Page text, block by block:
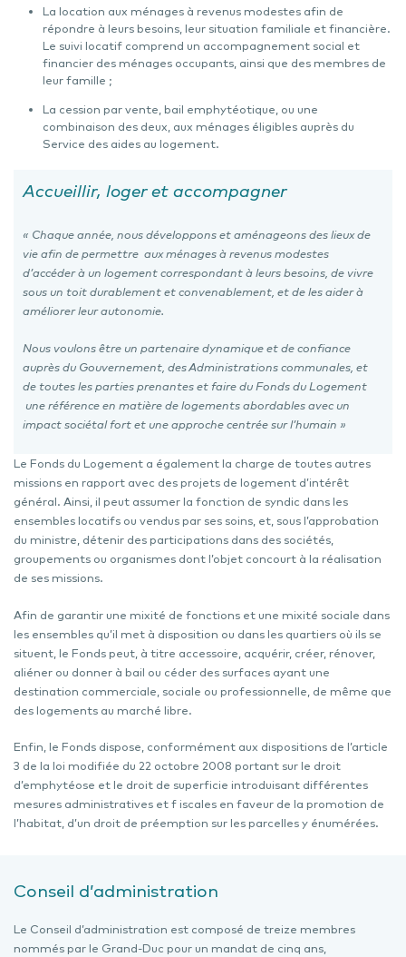
La location aux ménages à revenus modestes afin de
répondre à leurs besoins, leur situation familiale et financière.
Le suivi locatif comprend un accompagnement social et
financier des ménages occupants, ainsi que des membres de
leur famille ;
La cession par vente, bail emphytéotique, ou une
combinaison des deux, aux ménages éligibles auprès du
Service des aides au logement.
Accueillir, loger et accompagner
« Chaque année, nous développons et aménageons des lieux de
vie afin de permettre aux ménages à revenus modestes
d’accéder à un logement correspondant à leurs besoins, de vivre
sous un toit durablement et convenablement, et de les aider à
améliorer leur autonomie.
Nous voulons être un partenaire dynamique et de confiance
auprès du Gouvernement, des Administrations communales, et
de toutes les parties prenantes et faire du Fonds du Logement
une référence en matière de logements abordables avec un
impact sociétal fort et une approche centrée sur l’humain »
Le Fonds du Logement a également la charge de toutes autres
missions en rapport avec des projets de logement d’intérêt
général. Ainsi, il peut assumer la fonction de syndic dans les
ensembles locatifs ou vendus par ses soins, et, sous l’approbation
du ministre, détenir des participations dans des sociétés,
groupements ou organismes dont l’objet concourt à la réalisation
de ses missions.
Afin de garantir une mixité de fonctions et une mixité sociale dans
les ensembles qu’il met à disposition ou dans les quartiers où ils se
situent, le Fonds peut, à titre accessoire, acquérir, créer, rénover,
aliéner ou donner à bail ou céder des surfaces ayant une
destination commerciale, sociale ou professionnelle, de même que
des logements au marché libre.
Enfin, le Fonds dispose, conformément aux dispositions de l’article
3 de la loi modifiée du 22 octobre 2008 portant sur le droit
d’emphytéose et le droit de superficie introduisant différentes
mesures administratives et f iscales en faveur de la promotion de
l’habitat, d’un droit de préemption sur les parcelles y énumérées.
Conseil d’administration
Le Conseil d’administration est composé de treize membres
nommés par le Grand-Duc pour un mandat de cinq ans,